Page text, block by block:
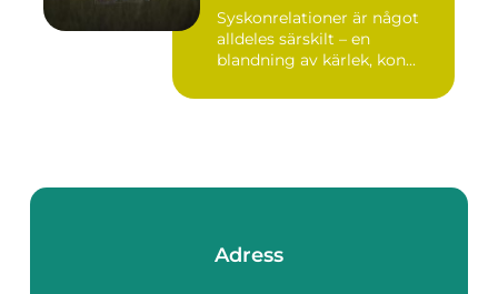
Syskonrelationer är något
alldeles särskilt – en
blandning av kärlek, kon...
Adress